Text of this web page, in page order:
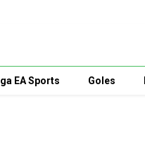
EA Sports Goles